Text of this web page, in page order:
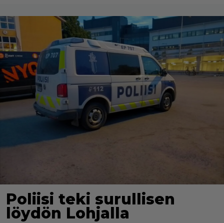
Poliisi teki surullisen
löydön Lohjalla